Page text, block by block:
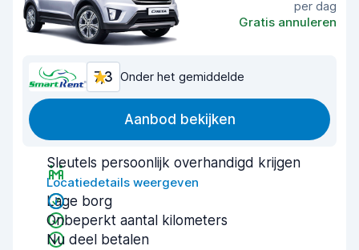
per dag
Gratis annuleren
7,3 Onder het gemiddelde
Aanbod bekijken
Sleutels persoonlijk overhandigd krijgen
Locatiedetails weergeven
Lage borg
Onbeperkt aantal kilometers
Nu deel betalen